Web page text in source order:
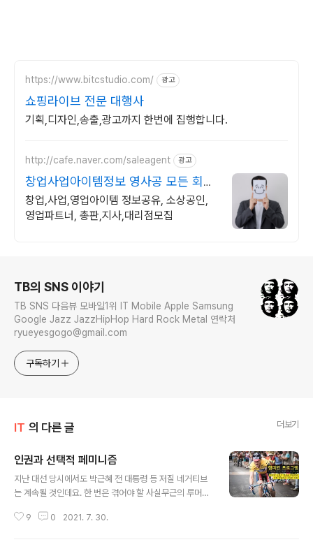
https://www.bitcstudio.com/ 광고
쇼핑라이브 전문 대행사
기획,디자인,송출,광고까지 한번에 집행합니다.
http://cafe.naver.com/saleagent 광고
창업사업아이템정보 영사공 모든 회원
은 성공해야한다!
창업,사업,영업아이템 정보공유, 소상공인,
영업파트너, 총판,지사,대리점모집
TB의 SNS 이야기
TB SNS 다음뷰 모바일1위 IT Mobile Apple Samsung
Google Jazz JazzHipHop Hard Rock Metal 연락처
ryueyesgogo@gmail.com
구독하기
IT 의 다른 글 더보기
인권과 선택적 페미니즘
지난 대선 당시에서도 박근혜 전 대통령 등 저질 네거티브
는 계속될 것인데요. 한 번은 겪어야 할 사실무근의 루머는
인권, 여성비하와 인식 수준 미달을 보여 프레임 전환으로
9 0 2021. 7. 30.